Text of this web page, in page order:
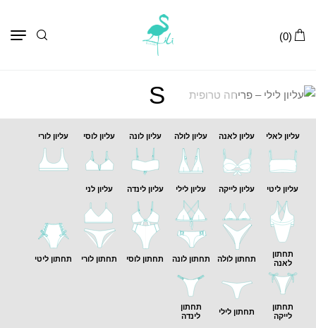
(0)
S
עליון לאלי עליון לאנה עליון לולה עליון לונה עליון לוסי עליון לורי
עליון ליטי עליון לייקה עליון לילי עליון לינדה עליון לני
תחתון
לאנה
תחתון לולה תחתון לונה תחתון לוסי תחתון לורי תחתון ליטי
תחתון
לייקה
תחתון לילי
תחתון
לינדה